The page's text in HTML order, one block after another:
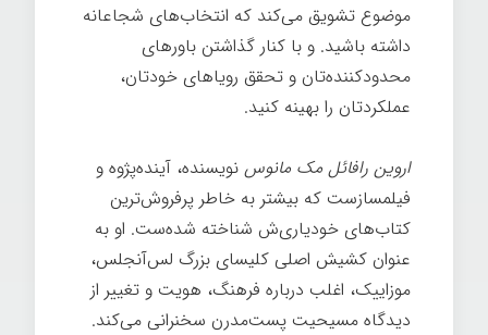
موضوع تشویق می‌کند که انتخاب‌های شجاعانه
داشته باشید. و با کنار گذاشتن باورهای
محدودکننده‌تان و تحقق رویاهای خودتان،
عملکردتان را بهینه کنید.
اروین رافائل مک مانوس نویسنده، آینده‌پژوه و
فیلمسازست که بیشتر به خاطر پرفروش‌ترین
کتاب‌های خودیاری‌ش شناخته شده‌ست. او به
عنوان کشیش اصلی کلیسای بزرگ لس‌آنجلس،
موزاییک، اغلب درباره فرهنگ، هویت و تغییر از
دیدگاه مسیحیت پست‌مدرن سخنرانی می‌کند.